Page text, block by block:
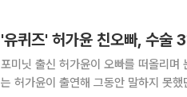
'유퀴즈' 허가윤 친오빠, 수술
포미닛 출신 허가윤이 오빠를 떠올리며 눈물을 흘렸다. 25일 방송된
는 허가윤이 출연해 그동안 말하지 못했